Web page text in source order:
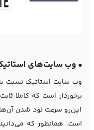
• وب سایت‌های
وب سایت استاتیک نسبت
برخوردار است که کاملا
این‌رو سرعت لود شدن
است. همانطور که